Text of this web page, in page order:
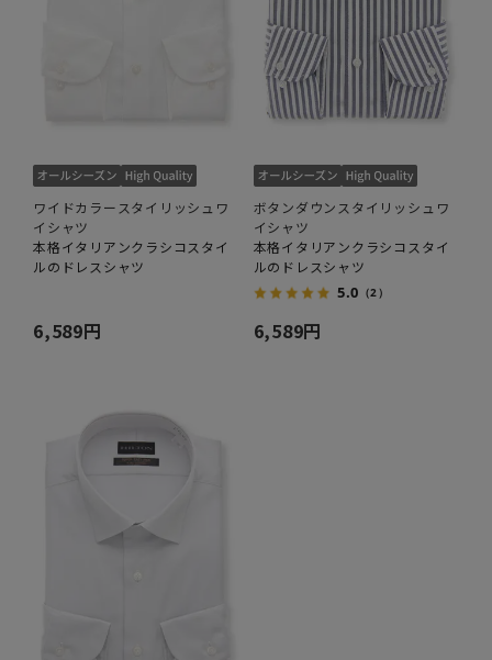
ワイドカラースタイリッシュワ
イシャツ
本格イタリアンクラシコスタイ
ルのドレスシャツ
6,589円
ボタンダウンスタイリッシュワ
イシャツ
本格イタリアンクラシコスタイ
ルのドレスシャツ
5.0 （2）
6,589円